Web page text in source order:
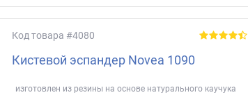
Код товара #4080
Кистевой эспандер Novea 1090
изготовлен из резины на основе натурального каучука